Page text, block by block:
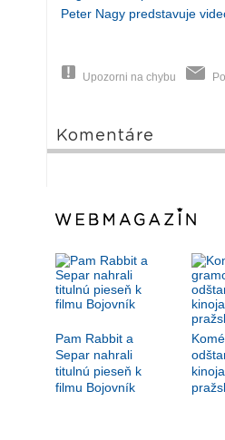
Peter Nagy predstavuje
Upozorni na chybu
Komentáre
Pam Rabbit a
Separ nahrali
titulnú pieseň k
filmu Bojovník